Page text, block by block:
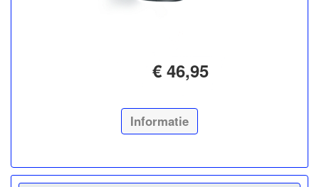
€ 46,95
Informatie